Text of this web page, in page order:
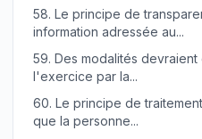
58. Le principe de
information adressée au...
59. Des modalités
l'exercice par la...
60. Le principe de
que la personne...